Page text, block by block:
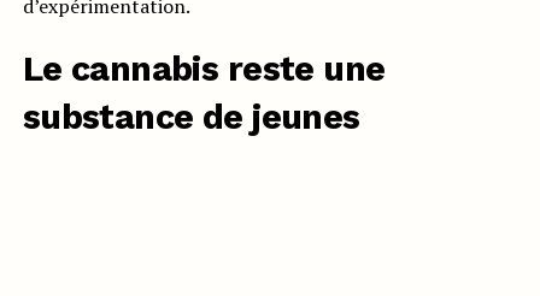
d’expérimentation.
Le cannabis reste une
substance de jeunes